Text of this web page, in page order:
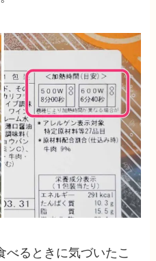
べるときに気づいたこ